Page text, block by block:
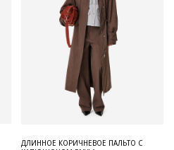
ДЛИННОЕ КОРИЧНЕВОЕ ПАЛЬТО С